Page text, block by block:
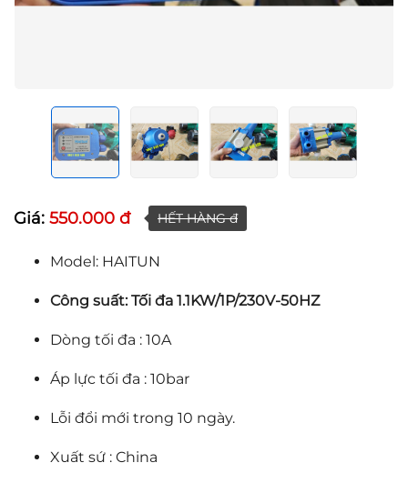
Giá: 550.000 đ HẾT HÀNG đ
Model: HAITUN
Công suất: Tối đa 1.1KW/1P/230V-50HZ
Dòng tối đa : 10A
Áp lực tối đa : 10bar
Lỗi đổi mới trong 10 ngày.
Xuất sứ : China